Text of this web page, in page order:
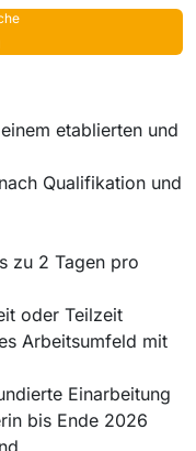
etablierten und
Qualifikation und
zu 2 Tagen pro
oder Teilzeit
Arbeitsumfeld mit
Einarbeitung
bis Ende 2026